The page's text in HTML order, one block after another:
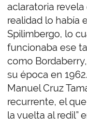
aclaratoria
realidad lo había
Spilimbergo, lo
funcionaba ese
como
su época en
Manuel Cruz
recurrente, el
la vuelta al redil”